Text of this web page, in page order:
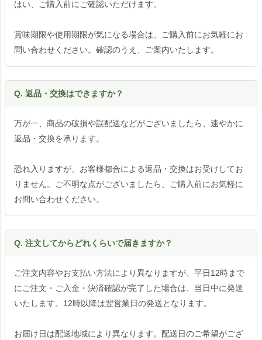
はい、ご購入前にご確認いただけます。
賞味期限や使用期限が気になる場合は、ご購入前にお気軽にお
問い合わせください。確認のうえ、ご案内いたします。
Q. 返品・交換はできますか？
万が一、商品の破損や誤配送などがございましたら、速やかに
返品・交換を承ります。
恐れ入りますが、お客様都合による返品・交換はお受けしてお
りません。ご不明な点がございましたら、ご購入前にお気軽に
お問い合わせください。
Q. 注文してからどれくらいで届きますか？
ご注文内容やお支払い方法により異なりますが、平日12時まで
にご注文・ご入金・決済確認が完了した場合は、当日中に発送
いたします。12時以降は翌営業日の発送となります。
お届け日は配送地域により異なります。配送日のご希望がござ